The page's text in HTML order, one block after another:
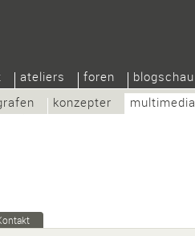
konzepter multimedia
ateliers foren blogschau